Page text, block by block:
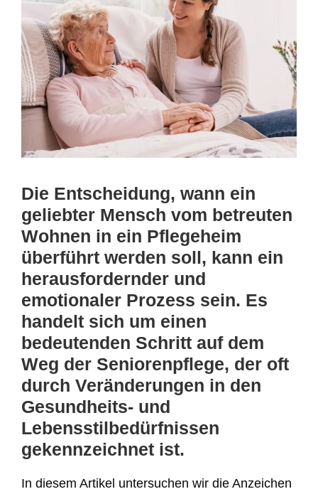
Die Entscheidung, wann ein
geliebter Mensch vom betreuten
Wohnen in ein Pflegeheim
überführt werden soll, kann ein
herausfordernder und
emotionaler Prozess sein. Es
handelt sich um einen
bedeutenden Schritt auf dem
Weg der Seniorenpflege, der oft
durch Veränderungen in den
Gesundheits- und
Lebensstilbedürfnissen
gekennzeichnet ist.
In diesem Artikel untersuchen wir die Anzeichen